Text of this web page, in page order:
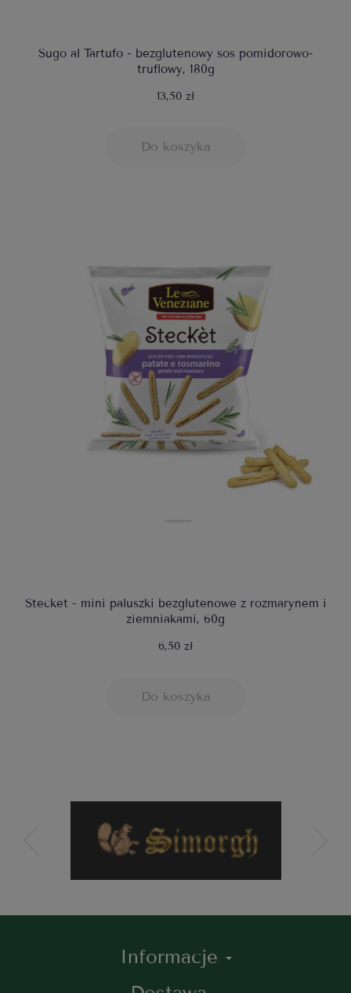
Sugo al Tartufo - bezglutenowy sos pomidorowo-
truflowy, 180g
13,50 zł
Do koszyka
Stecket - mini paluszki bezglutenowe z rozmarynem i
ziemniakami, 60g
6,50 zł
Do koszyka
Informacje